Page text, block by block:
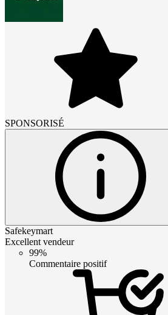
SPONSORISÉ
Safekeymart
Excellent vendeur
99%
Commentaire positif